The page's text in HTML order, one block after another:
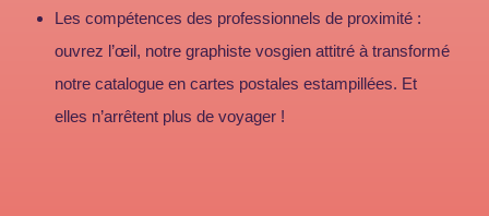
Les compétences des professionnels de proximité :
ouvrez l’œil, notre graphiste vosgien attitré à transformé
notre catalogue en cartes postales estampillées. Et
elles n’arrêtent plus de voyager !